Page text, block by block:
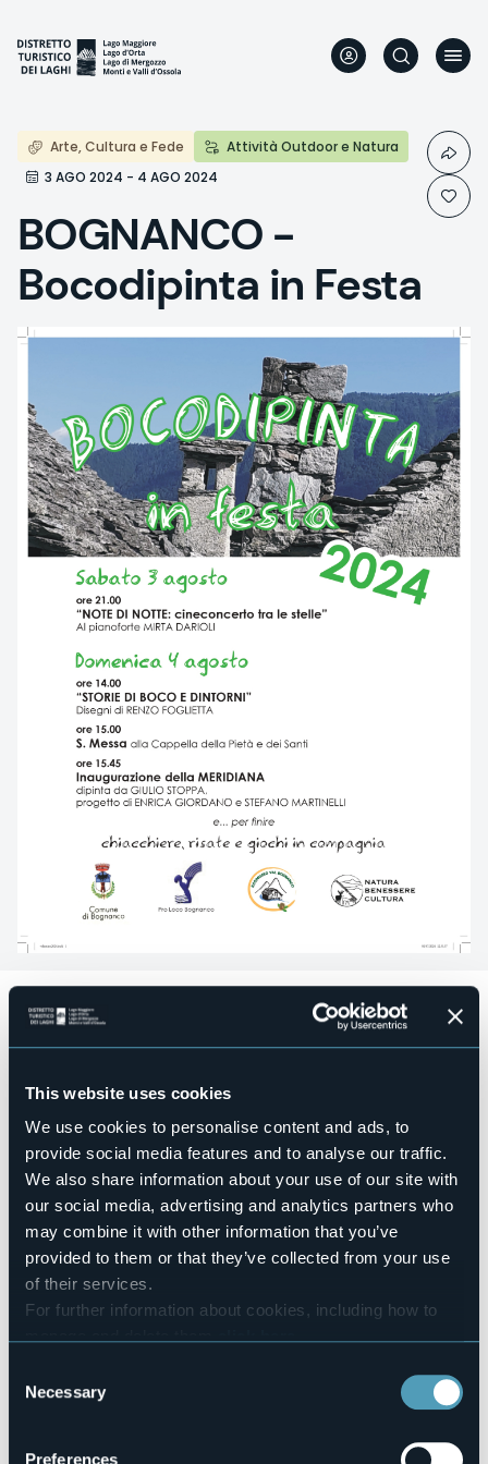
This website uses cookies
We use cookies to personalise content and ads, to
provide social media features and to analyse our traffic.
We also share information about your use of our site with
our social media, advertising and analytics partners who
may combine it with other information that you’ve
provided to them or that they’ve collected from your use
of their services.
For further information about cookies, including how to
Selection
Necessary
Preferences
main
content
Arte, Cultura e Fede
Attività Outdoor e Natura
3 AGO 2024 - 4 AGO 2024
BOGNANCO -
Bocodipinta in Festa
Il weekend del 3 e dl 4 agosto vedrà la Frazione diBoco in
festa con Bocodipinta!
Sabato 3 agosto alle ore 21.00
Domenica 4 agosto alle ore 14.00si terrà “STORIE DI
BOCO E DINTORNI” con i disegni di Renzo Foglietta. A seguire
alle ore 15.00 S. Messa alla Cappella della Pietà e dei Santi e
alle ore 15.45 inaugurazione della MERIDIANA dipinta da
Giulio Stoppa, progetto di Enrica Giordano e Stefano
Martinelli.
Event organizer
Pro Loco e Città di Bognanco
Event location
Telephone
E-mail